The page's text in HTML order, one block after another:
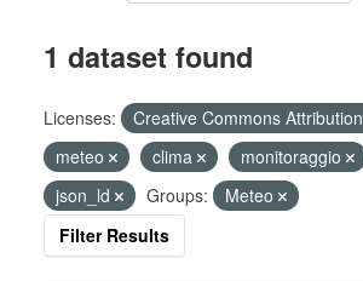
1 dataset found
Licenses: Creative Commons Attribution
meteo
clima monitoraggio
json_ld
Groups:
Meteo
Filter Results